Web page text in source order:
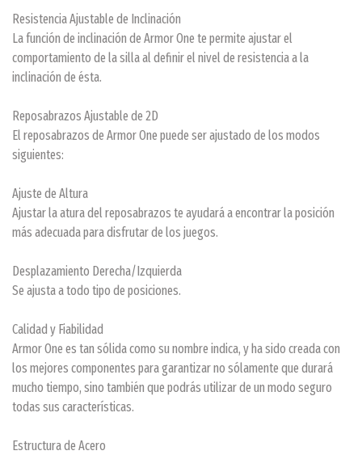
Resistencia Ajustable de Inclinación
La función de inclinación de Armor One te permite ajustar el
comportamiento de la silla al definir el nivel de resistencia a la
inclinación de ésta.
Reposabrazos Ajustable de 2D
El reposabrazos de Armor One puede ser ajustado de los modos
siguientes:
Ajuste de Altura
Ajustar la atura del reposabrazos te ayudará a encontrar la posición
más adecuada para disfrutar de los juegos.
Desplazamiento Derecha/Izquierda
Se ajusta a todo tipo de posiciones.
Calidad y Fiabilidad
Armor One es tan sólida como su nombre indica, y ha sido creada con
los mejores componentes para garantizar no sólamente que durará
mucho tiempo, sino también que podrás utilizar de un modo seguro
todas sus características.
Estructura de Acero